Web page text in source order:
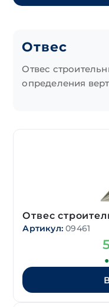
Отвес
Отвес
определения
Отвес
Артикул: 09461